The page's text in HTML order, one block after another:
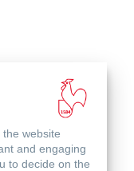
website
and engaging
to decide on the